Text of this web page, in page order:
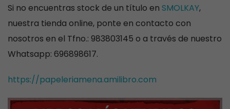
Si no encuentras stock de un título en SMOLKAY,
nuestra tienda online, ponte en contacto con
nosotros en el Tfno.: 983803145 o a través de nuestro
Whatsapp: 696898617.
https://papeleriamena.amilibro.com